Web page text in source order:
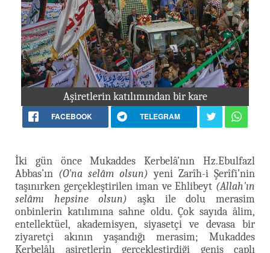
Aşiretlerin katılımından bir kare
FACEBOOK TELEGRAM
İki gün önce Mukaddes Kerbelâ’nın Hz.Ebulfazl
Abbas’ın (O'na selâm olsun) yeni Zarîh-i Şerîfi’nin
taşınırken gerçekleştirilen iman ve Ehlibeyt (Allah'ın
selâmı hepsine olsun) aşkı ile dolu merasim
onbinlerin katılımına sahne oldu. Çok sayıda âlim,
entellektüel, akademisyen, siyasetçi ve devasa bir
ziyaretçi akının yaşandığı merasim; Mukaddes
Kerbelâlı aşiretlerin gerçekleştirdiği geniş çaplı